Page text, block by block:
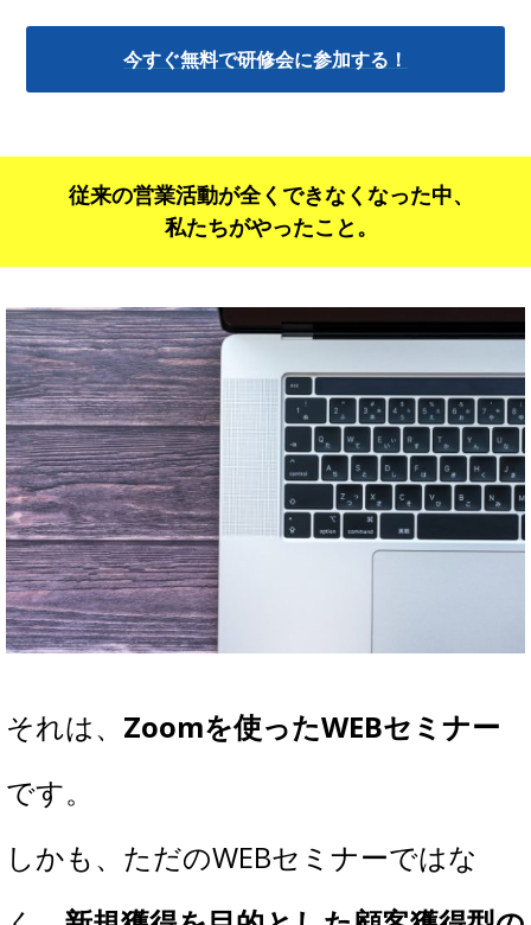
今すぐ無料で研修会に参加する！
従来の営業活動が全くできなくなった中、
私たちがやったこと。
それは、 Zoomを使ったWEBセミナー
です。
しかも、ただのWEBセミナーではな